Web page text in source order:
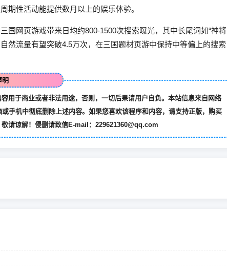
期性活动能提供数月以上的娱乐体验。
网页游戏带来日均约800-1500次搜索曝光，其中长尾词如“神将
然流量有望突破4.5万次，在三国题材页游中保持中等偏上的搜索
明
用于商业或者非法用途，否则，一切后果请用户自负。本站信息来自网络
手机中彻底删除上述内容。如果您喜欢该程序和内容，请支持正版，购买
请谅解！侵删请致信E-mail：229621360@qq.com